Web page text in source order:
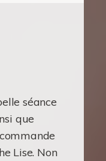
séance
que
Lise. Non